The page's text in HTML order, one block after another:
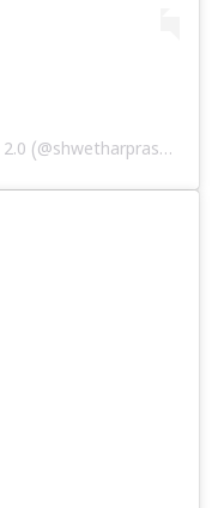
A post shared by Shwetha R Prasad 2.0 (@shwetharprasad)